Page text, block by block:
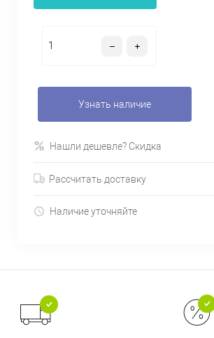
Узнать наличие
Нашли дешевле? Скидка
Рассчитать доставку
Наличие уточняйте